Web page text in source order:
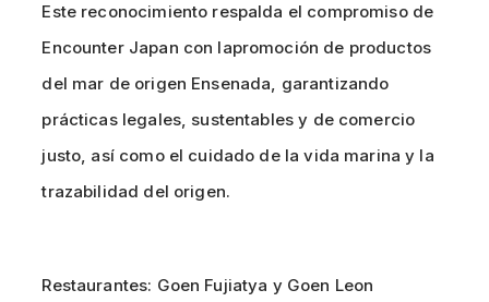
Este reconocimiento respalda el compromiso de
Encounter Japan con lapromoción de productos
del mar de origen Ensenada, garantizando
prácticas legales, sustentables y de comercio
justo, así como el cuidado de la vida marina y la
trazabilidad del origen.
Restaurantes: Goen Fujiatya y Goen Leon